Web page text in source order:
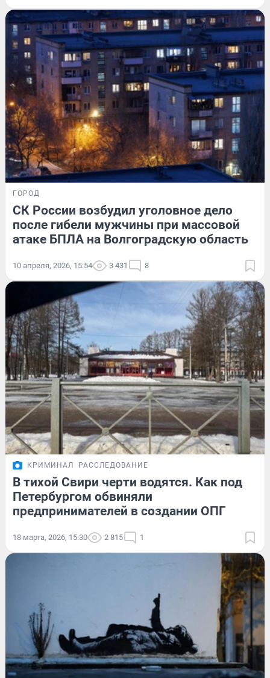
ГОРОД
СК России возбудил уголовное дело
после гибели мужчины при массовой
атаке БПЛА на Волгоградскую область
10 апреля, 2026, 15:54 3 431 8
КРИМИНАЛ РАССЛЕДОВАНИЕ
В тихой Свири черти водятся. Как под
Петербургом обвиняли
предпринимателей в создании ОПГ
18 марта, 2026, 15:30 2 815 1